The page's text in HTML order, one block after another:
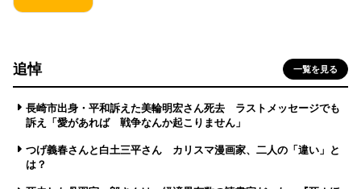
追悼 一覧を見る
長崎市出身・平和訴えた美輪明宏さん死去 ラストメッセージでも
訴え「愛があれば 戦争なんか起こりません」
つげ義春さんと白土三平さん カリスマ漫画家、二人の「違い」と
は？